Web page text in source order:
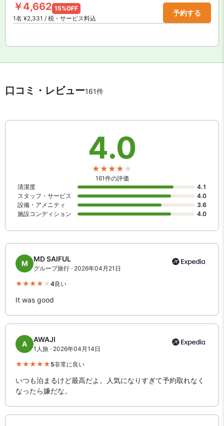
￥4,662 15%OFF
1名 ¥2,331 / 税・サービス料込
予約する
口コミ・レビュー161件
4.0
161件の評価
清潔度
4.1
スタッフ・サービス
4.0
設備・アメニティ
3.6
施設コンディション
4.0
M
MD SAIFUL
グループ旅行 · 2026年04月21日
4良い
It was good
A
AWAJI
1人旅 · 2026年04月14日
5非常に良い
いつも泊まるけど最高だよ。人気になりすぎて予約取れなく
なったら嫌だな。